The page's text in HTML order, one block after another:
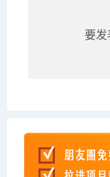
要发